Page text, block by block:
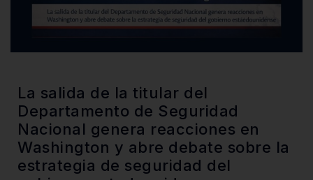
La salida de la titular del
Departamento de Seguridad
Nacional genera reacciones en
Washington y abre debate sobre la
estrategia de seguridad del